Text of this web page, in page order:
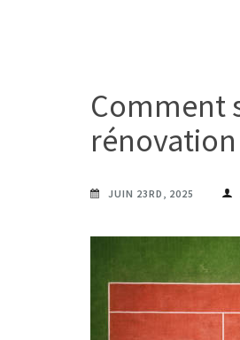
Comment
JUIN 23RD, 2025